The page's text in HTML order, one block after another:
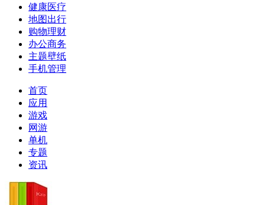
健康医疗
地图出行
购物理财
办公商务
主题壁纸
手机管理
首页
应用
游戏
网游
单机
专题
资讯